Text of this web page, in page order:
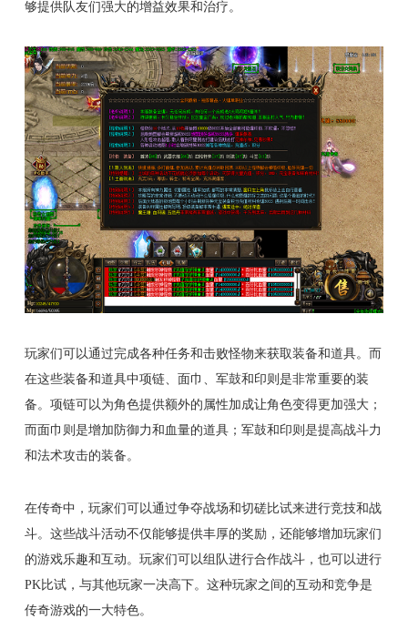
够提供队友们强大的增益效果和治疗。
玩家们可以通过完成各种任务和击败怪物来获取装备和道具。而
在这些装备和道具中项链、面巾、军鼓和印则是非常重要的装
备。项链可以为角色提供额外的属性加成让角色变得更加强大；
而面巾则是增加防御力和血量的道具；军鼓和印则是提高战斗力
和法术攻击的装备。
在传奇中，玩家们可以通过争夺战场和切磋比试来进行竞技和战
斗。这些战斗活动不仅能够提供丰厚的奖励，还能够增加玩家们
的游戏乐趣和互动。玩家们可以组队进行合作战斗，也可以进行
PK比试，与其他玩家一决高下。这种玩家之间的互动和竞争是
传奇游戏的一大特色。